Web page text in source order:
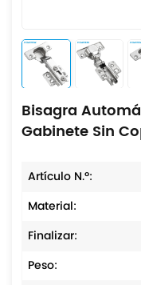
Bisagra
Gabinete Sin
Artículo N.º:
Material:
Finalizar:
Peso: